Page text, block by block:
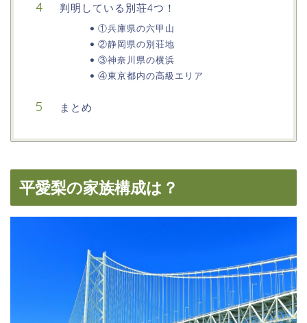
判明している別荘4つ！
①兵庫県の六甲山
②静岡県の別荘地
③神奈川県の横浜
④東京都内の高級エリア
まとめ
平愛梨の家族構成は？